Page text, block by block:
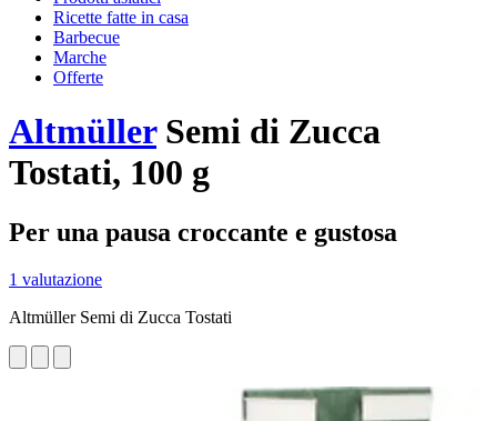
Ricette fatte in casa
Barbecue
Marche
Offerte
AltmüllerSemi di Zucca
Tostati, 100 g
Per una pausa croccante e gustosa
1 valutazione
Altmüller Semi di Zucca Tostati